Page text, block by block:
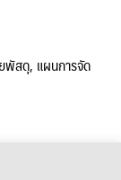
พัสดุ, แผนการจัด